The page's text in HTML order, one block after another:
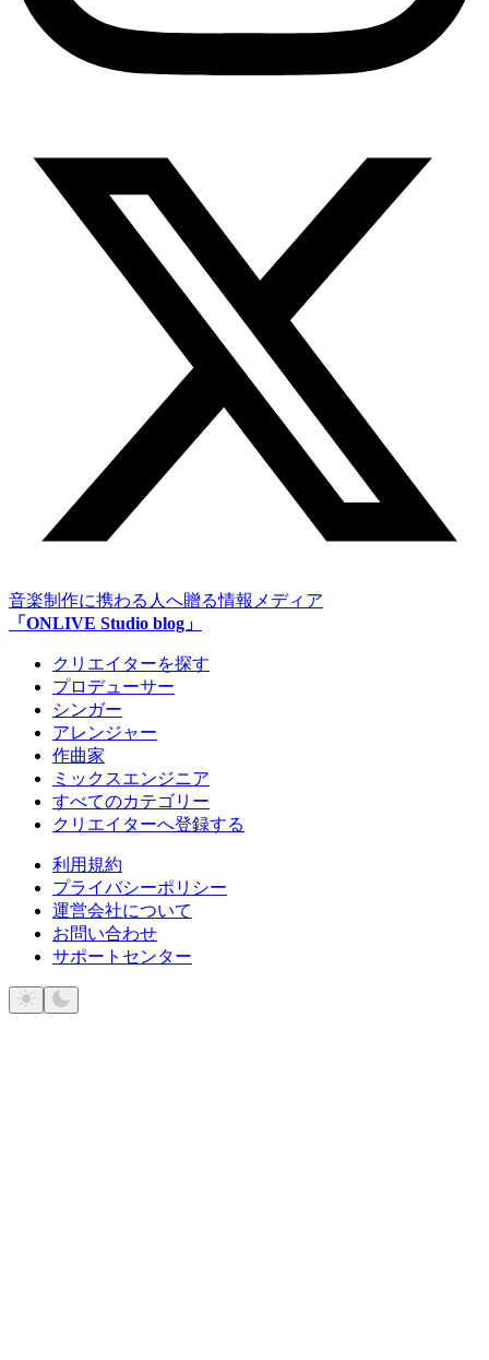
音楽制作に携わる人へ贈る情報メディア
「ONLIVE Studio blog」
クリエイターを探す
プロデューサー
シンガー
アレンジャー
作曲家
ミックスエンジニア
すべてのカテゴリー
クリエイターへ登録する
利用規約
プライバシーポリシー
運営会社について
お問い合わせ
サポートセンター